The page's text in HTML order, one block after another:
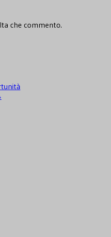
che commento.